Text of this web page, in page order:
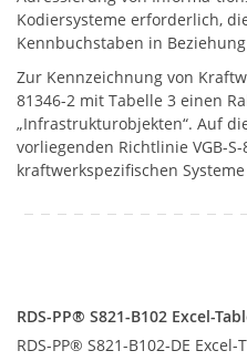
Kodiersysteme erforderlich,
Kennbuchstaben in
Zur Kennzeichnung von
81346-2 mit Tabelle 3 einen
„Infrastrukturobjekten“. Auf
vorliegenden Richtlinie VGB-
kraftwerkspezifischen
PP®
S821-
RDS-PP® S821-B102 Excel-
RDS-PP® S821-B102-DE Excel-